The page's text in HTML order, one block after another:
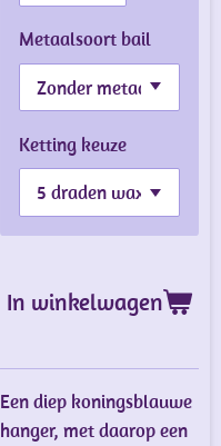
Metaalsoort bail
Ketting keuze
In winkelwagen
Een diep koningsblauwe
hanger, met daarop een